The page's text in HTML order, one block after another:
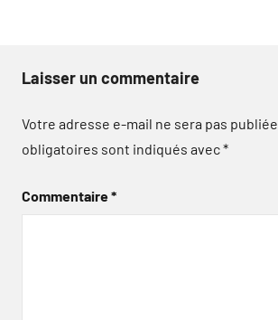
Laisser un commentaire
Votre adresse e-mail ne sera pas publiée.
obligatoires sont indiqués avec*
Commentaire*